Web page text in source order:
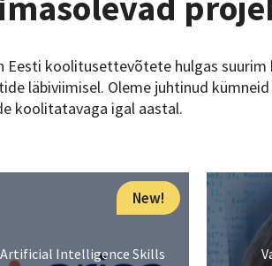
Eesti koolitusettevõtete hulgas
läbiviimisel. Oleme juhtinud
koolitatavaga igal aastal.
New!
Intelligence Skills